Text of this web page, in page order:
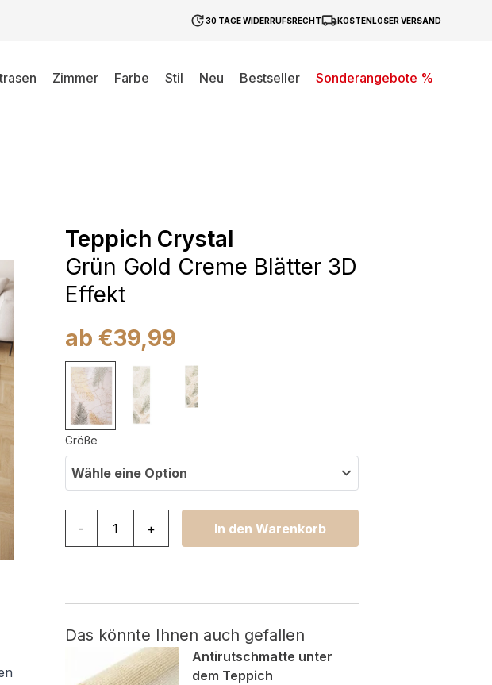
30 TAGE WIDERRUFSRECHT KOSTENLOSER VERSAND
Zimmer Farbe Stil Neu Bestseller
Sonderangebote %
Teppich Crystal
Grün Gold Creme Blätter 3D
Effekt
ab €39,99
Größe
Wähle eine Option
- + In den Warenkorb
Das könnte Ihnen auch gefallen
Antirutschmatte unter
dem Teppich